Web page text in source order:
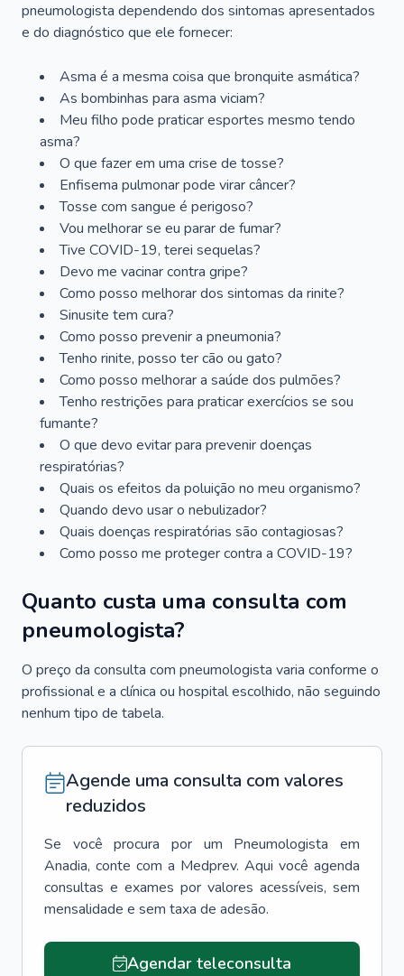
pneumologista dependendo dos sintomas apresentados
e do diagnóstico que ele fornecer:
Asma é a mesma coisa que bronquite asmática?
As bombinhas para asma viciam?
Meu filho pode praticar esportes mesmo tendo
asma?
O que fazer em uma crise de tosse?
Enfisema pulmonar pode virar câncer?
Tosse com sangue é perigoso?
Vou melhorar se eu parar de fumar?
Tive COVID-19, terei sequelas?
Devo me vacinar contra gripe?
Como posso melhorar dos sintomas da rinite?
Sinusite tem cura?
Como posso prevenir a pneumonia?
Tenho rinite, posso ter cão ou gato?
Como posso melhorar a saúde dos pulmões?
Tenho restrições para praticar exercícios se sou
fumante?
O que devo evitar para prevenir doenças
respiratórias?
Quais os efeitos da poluição no meu organismo?
Quando devo usar o nebulizador?
Quais doenças respiratórias são contagiosas?
Como posso me proteger contra a COVID-19?
Quanto custa uma consulta com
pneumologista?
O preço da consulta com pneumologista varia conforme o
profissional e a clínica ou hospital escolhido, não seguindo
nenhum tipo de tabela.
Agende uma consulta com valores
reduzidos
Se você procura por um Pneumologista
em
Anadia, conte com a Medprev. Aqui você agenda
consultas e exames por valores acessíveis, sem
mensalidade e sem taxa de adesão.
Agendar teleconsulta